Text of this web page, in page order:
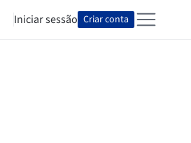
Iniciar sessão Criar conta